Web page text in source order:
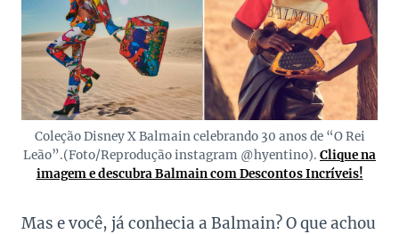
Coleção Disney X Balmain celebrando 30 anos de “O Rei
Leão”.(Foto/Reprodução instagram @hyentino). Clique na
imagem e descubra Balmain com Descontos Incríveis!
Mas e você, já conhecia a Balmain? O que achou